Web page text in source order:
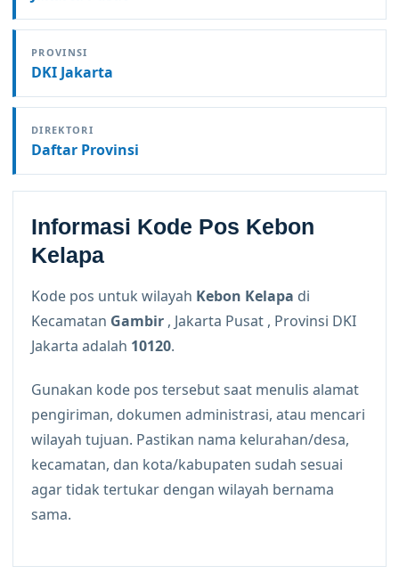
PROVINSI
DKI Jakarta
DIREKTORI
Daftar Provinsi
Informasi Kode Pos Kebon
Kelapa
Kode pos untuk wilayah Kebon Kelapa di
Kecamatan Gambir , Jakarta Pusat , Provinsi DKI
Jakarta adalah 10120.
Gunakan kode pos tersebut saat menulis alamat
pengiriman, dokumen administrasi, atau mencari
wilayah tujuan. Pastikan nama kelurahan/desa,
kecamatan, dan kota/kabupaten sudah sesuai
agar tidak tertukar dengan wilayah bernama
sama.